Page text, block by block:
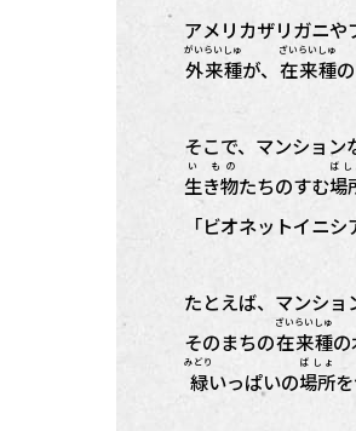
アメリカザリガニや
外来
がいらい
種
しゅ
が、 在来
ざいらい
種
しゅ
そこで、マンション
生き物
い もの
たちのすむ場
ばし
「ビオネットイニ
たとえば、マンショ
そのまちの在来
ざいらい
種
しゅ
の
緑
みどり
いっぱいの場所
ばしょ